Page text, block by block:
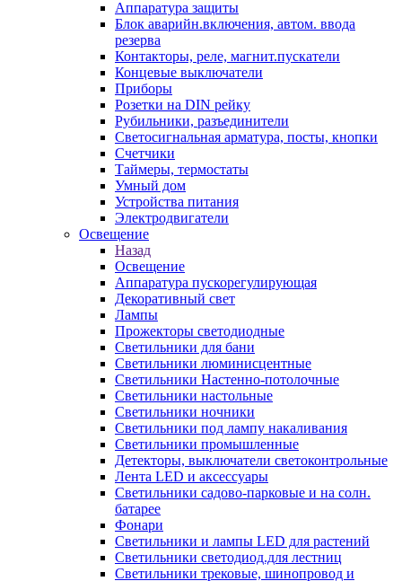
Аппаратура защиты
Блок аварийн.включения, автом. ввода
резерва
Контакторы, реле, магнит.пускатели
Концевые выключатели
Приборы
Розетки на DIN рейку
Рубильники, разъединители
Светосигнальная арматура, посты, кнопки
Счетчики
Таймеры, термостаты
Умный дом
Устройства питания
Электродвигатели
Освещение
Назад
Освещение
Аппаратура пускорегулирующая
Декоративный свет
Лампы
Прожекторы светодиодные
Светильники для бани
Светильники люминисцентные
Светильники Настенно-потолочные
Светильники настольные
Светильники ночники
Светильники под лампу накаливания
Светильники промышленные
Детекторы, выключатели светоконтрольные
Лента LED и аксессуары
Светильники садово-парковые и на солн.
батарее
Фонари
Светильники и лампы LED для растений
Светильники светодиод.для лестниц
Светильники трековые, шинопровод и